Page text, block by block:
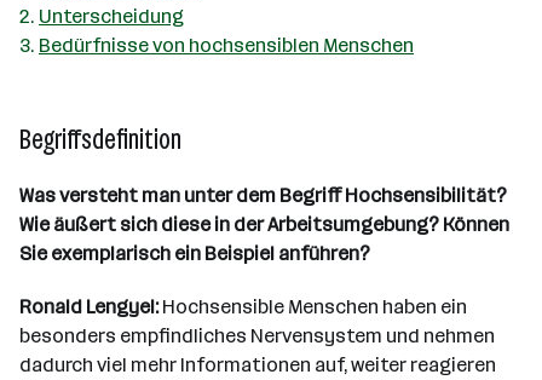
Unterscheidung
Bedürfnisse von hochsensiblen Menschen
Begriffsdefinition
Was versteht man unter dem Begriff Hochsensibilität?
Wie äußert sich diese in der Arbeitsumgebung? Können
Sie exemplarisch ein Beispiel anführen?
Ronald Lengyel:Hochsensible Menschen haben ein
besonders empfindliches Nervensystem und nehmen
dadurch viel mehr Informationen auf, weiter reagieren